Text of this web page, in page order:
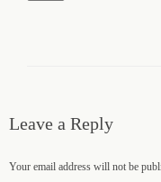
Leave a Reply
Your email address will not be